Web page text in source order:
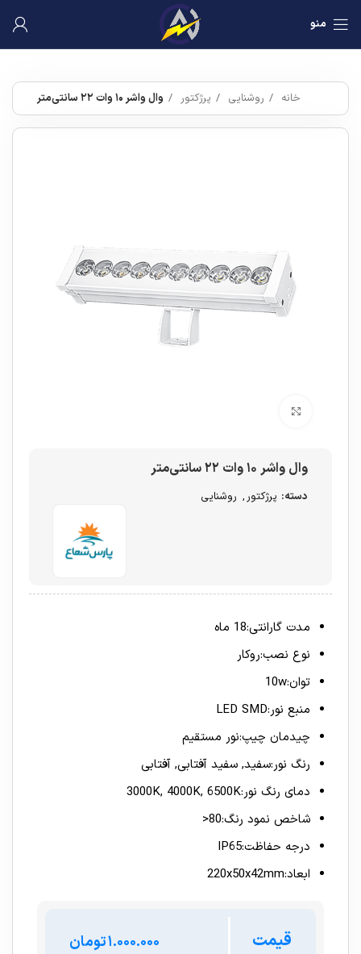
منو
خانه روشنایی پرژکتور وال واشر ۱۰ وات ۲۲ سانتی‌متر
وال واشر ۱۰ وات ۲۲ سانتی‌متر
دسته: پرژکتور, روشنایی
مدت گارانتی:18 ماه
نوع نصب:روکار
توان:10w
منبع نور:LED SMD
چیدمان چیپ:نور مستقیم
رنگ نور:سفید, سفید آفتابی, آفتابی
دمای رنگ نور:3000K, 4000K, 6500K
شاخص نمود رنگ:80<
درجه حفاظت:IP65
ابعاد:220x50x42mm
قیمت تومان